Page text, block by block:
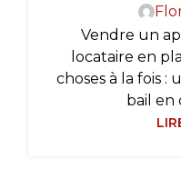
Vendre un
locataire en
choses à la fois
bail en